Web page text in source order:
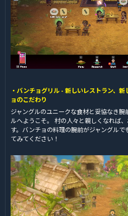
・バンチョグリル - 新しいレストラン、
ョのこだわり
ジャングルのユニークな食材と妥協なき
ルへようこそ。 村の人々と親しくなれば
す。バンチョの料理の腕前がジャングル
てみてください！